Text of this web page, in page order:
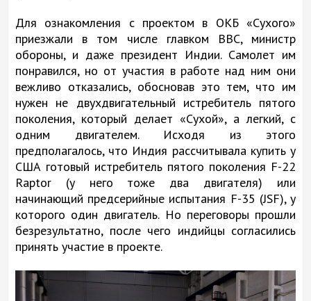
Для ознакомления с проектом в ОКБ «Сухого»
приезжали в том числе главком ВВС, министр
обороны, и даже президент Индии. Самолет им
понравился, но от участия в работе над ним они
вежливо отказались, обосновав это тем, что им
нужен не двухдвигательный истребитель пятого
поколения, который делает «Сухой», а легкий, с
одним двигателем. Исходя из этого
предполагалось, что Индия рассчитывала купить у
США готовый истребитель пятого поколения F-22
Raptor (у него тоже два двигателя) или
начинающий предсерийные испытания F-35 (JSF), у
которого один двигатель. Но переговоры прошли
безрезультатно, после чего индийцы согласились
принять участие в проекте.